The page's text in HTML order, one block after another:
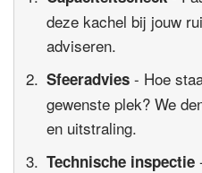
deze kachel bij jouw
adviseren.
Sfeeradvies - Hoe
gewenste plek? We
en uitstraling.
Technische inspectie